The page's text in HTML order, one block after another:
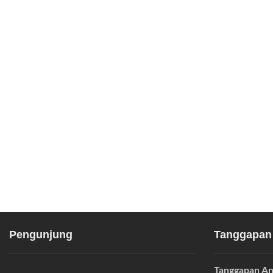
Pengunjung
Tanggapan